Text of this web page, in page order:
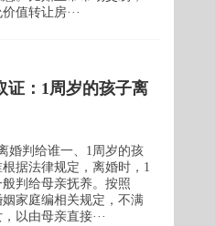
值转让房···
证：1周岁的孩子离
婚判给谁一、1周岁的孩
据法律规定，离婚时，1
判给母亲抚养。按照
姻家庭编相关规定，不满
以由母亲直接···